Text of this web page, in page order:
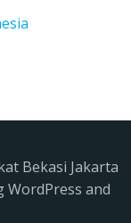
Bekasi Jakarta
WordPress and